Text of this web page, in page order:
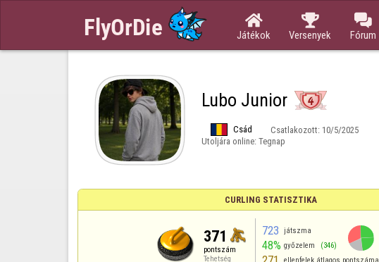

Játékok

Versenyek

Fórum
Lubo Junior
Csád Csatlakozott: 10/5/2025
Utoljára online: Tegnap
CURLING STATISZTIKA
371
pontszám
Tehetség
723 játszma
48% győzelem (346)